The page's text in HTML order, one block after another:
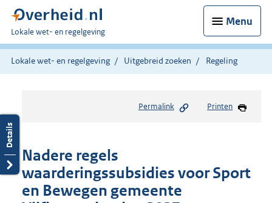
Menu
U
bent
hier:
Lokale wet- en regelgeving
Lokale wet- en regelgeving Uitgebreid zoeken Regeling
Permalink Printen
Nadere regels
waarderingssubsidies voor Sport
en Bewegen gemeente